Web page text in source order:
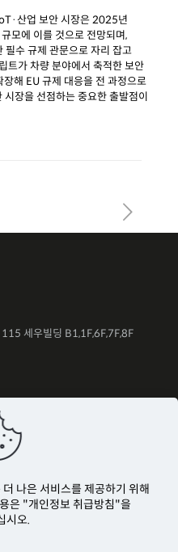
산업 보안 시장은 2025년
모에 이를 것으로 전망되며,
필수 규제 관문으로 자리 잡고
트가 차량 분야에서 축적한 보안
해 EU 규제 대응을 전 과정으로
장을 선점하는 중요한 출발점이
나은 서비스를 제공하기 위해
은 "개인정보 취급방침"을
시오.
세우빌딩 B1,1F,6F,7F,8F